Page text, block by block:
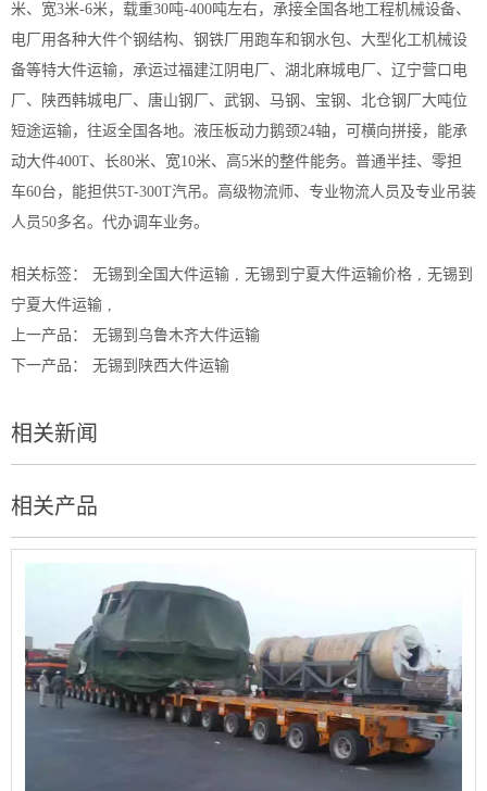
米、宽3米-6米，载重30吨-400吨左右，承接全国各地工程机械设备、
电厂用各种大件个钢结构、钢铁厂用跑车和钢水包、大型化工机械设
备等特大件运输，承运过福建江阴电厂、湖北麻城电厂、辽宁营口电
厂、陕西韩城电厂、唐山钢厂、武钢、马钢、宝钢、北仓钢厂大吨位
短途运输，往返全国各地。液压板动力鹅颈24轴，可横向拼接，能承
动大件400T、长80米、宽10米、高5米的整件能务。普通半挂、零担
车60台，能担供5T-300T汽吊。高级物流师、专业物流人员及专业吊装
人员50多名。代办调车业务。
相关标签： 无锡到全国大件运输 , 无锡到宁夏大件运输价格 , 无锡到
宁夏大件运输 ,
上一产品：
无锡到乌鲁木齐大件运输
下一产品：
无锡到陕西大件运输
相关新闻
相关产品